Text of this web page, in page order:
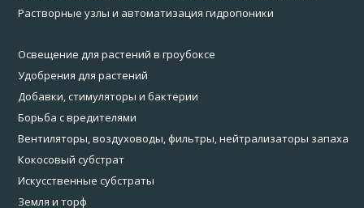
Растворные узлы и автоматизация гидропоники
Освещение для растений в гроубоксе
Удобрения для растений
Добавки, стимуляторы и бактерии
Борьба с вредителями
Вентиляторы, воздуховоды, фильтры, нейтрализаторы запаха
Кокосовый субстрат
Искусственные субстраты
Земля и торф